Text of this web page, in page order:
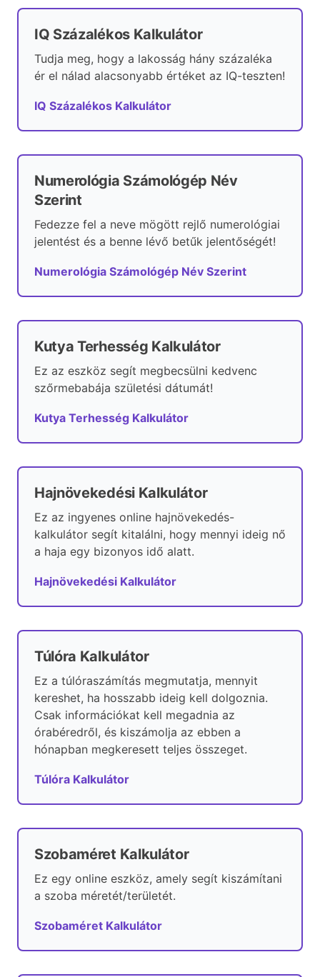
IQ Százalékos Kalkulátor
Tudja meg, hogy a lakosság hány százaléka
ér el nálad alacsonyabb értéket az IQ-teszten!
IQ Százalékos Kalkulátor
Numerológia Számológép Név
Szerint
Fedezze fel a neve mögött rejlő numerológiai
jelentést és a benne lévő betűk jelentőségét!
Numerológia Számológép Név Szerint
Kutya Terhesség Kalkulátor
Ez az eszköz segít megbecsülni kedvenc
szőrmebabája születési dátumát!
Kutya Terhesség Kalkulátor
Hajnövekedési Kalkulátor
Ez az ingyenes online hajnövekedés-
kalkulátor segít kitalálni, hogy mennyi ideig nő
a haja egy bizonyos idő alatt.
Hajnövekedési Kalkulátor
Túlóra Kalkulátor
Ez a túlóraszámítás megmutatja, mennyit
kereshet, ha hosszabb ideig kell dolgoznia.
Csak információkat kell megadnia az
órabéredről, és kiszámolja az ebben a
hónapban megkeresett teljes összeget.
Túlóra Kalkulátor
Szobaméret Kalkulátor
Ez egy online eszköz, amely segít kiszámítani
a szoba méretét/területét.
Szobaméret Kalkulátor